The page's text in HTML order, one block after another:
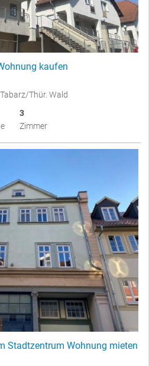
kaufen
Thür. Wald
3
Zimmer
Stadtzentrum Wohnung mieten